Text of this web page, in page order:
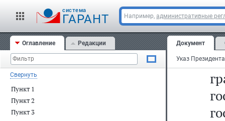
cистема
ГАРАНТ Например, административные
Оглавление Редакции
Свернуть
Пункт 1
Пункт 2
Пункт 3
Документ